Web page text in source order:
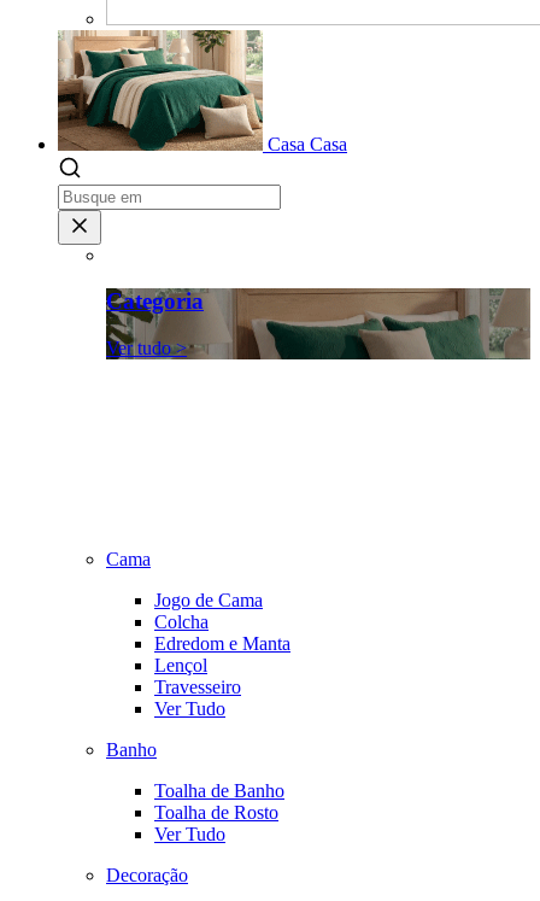
Casa Casa
Categoria
Ver tudo >
Cama
Jogo de Cama
Colcha
Edredom e Manta
Lençol
Travesseiro
Ver Tudo
Banho
Toalha de Banho
Toalha de Rosto
Ver Tudo
Decoração